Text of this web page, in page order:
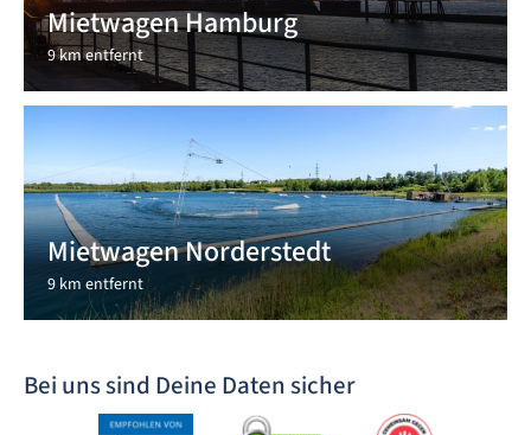
Mietwagen Hamburg
9 km entfernt
Mietwagen Norderstedt
9 km entfernt
Bei uns sind Deine Daten sicher